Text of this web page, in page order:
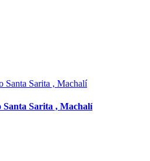
Santa Sarita , Machalí